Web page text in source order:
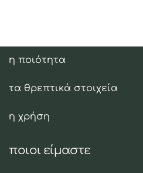
η ποιότητα
τα θρεπτικά στοιχεία
η χρήση
ποιοι είμαστε